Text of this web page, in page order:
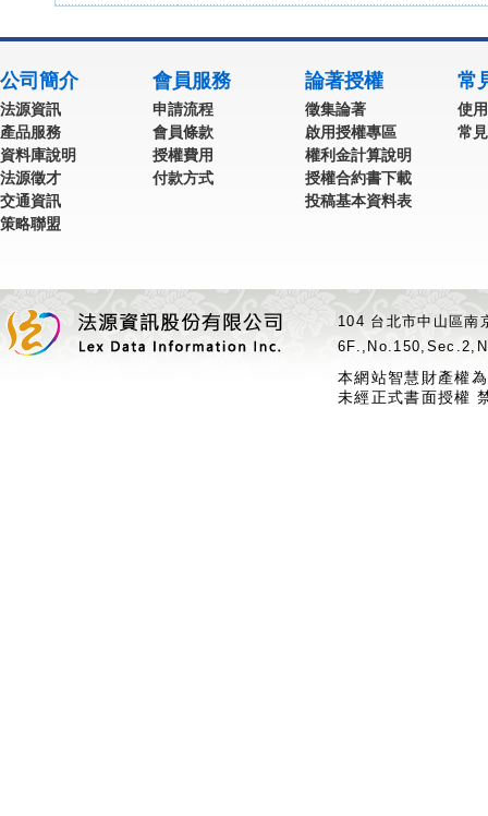
公司簡介
法源資訊
產品服務
資料庫說明
法源徵才
交通資訊
策略聯盟
會員服務
申請流程
會員條款
授權費用
付款方式
論著授權
徵集論著
啟用授權專區
權利金計算說明
授權合約書下載
投稿基本資料表
常
使
常
104 台北市中山區
本網站智慧財產權
未經正式書面授權